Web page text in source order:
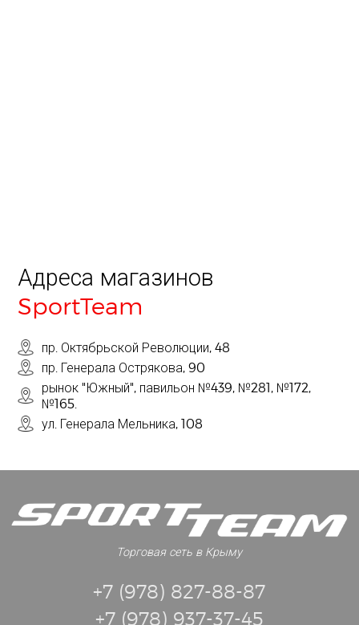
Адреса магазинов
SportTeam
пр. Октябрьской Революции, 48
пр. Генерала Острякова, 90
рынок "Южный", павильон №439, №281, №172,
№165.
ул. Генерала Мельника, 108
Торговая сеть в Крыму
+7 (978) 827-88-87
+7 (978) 937-37-45